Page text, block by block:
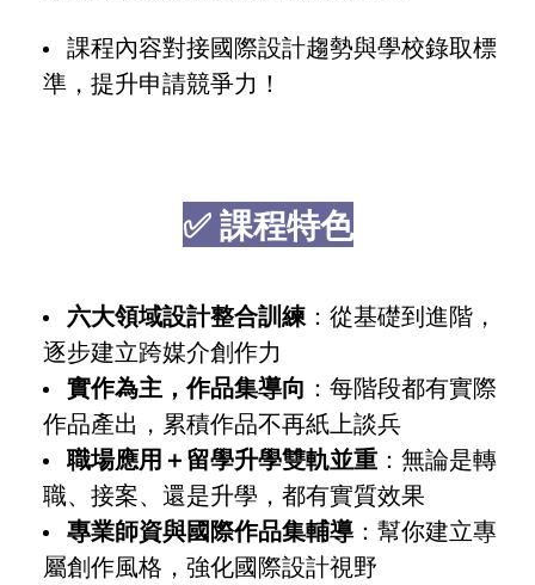
課程內容對接國際設計趨勢與學校錄取標
準，提升申請競爭力！
✅ 課程特色
六大領域設計整合訓練：從基礎到進階，
逐步建立跨媒介創作力
實作為主，作品集導向 ：每階段都有實際
作品產出，累積作品不再紙上談兵
職場應用＋留學升學雙軌並重 ：無論是轉
職、接案、還是升學，都有實質效果
專業師資與國際作品集輔導 ：幫你建立專
屬創作風格，強化國際設計視野